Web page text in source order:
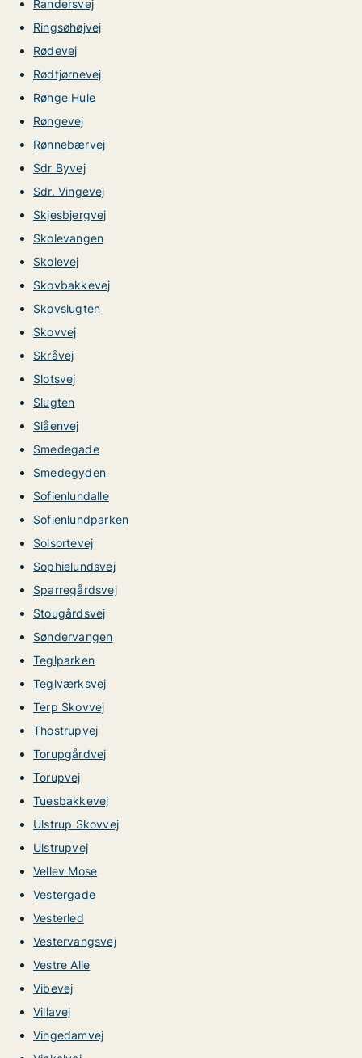
Randersvej
Ringsøhøjvej
Rødevej
Rødtjørnevej
Rønge Hule
Røngevej
Rønnebærvej
Sdr Byvej
Sdr. Vingevej
Skjesbjergvej
Skolevangen
Skolevej
Skovbakkevej
Skovslugten
Skovvej
Skråvej
Slotsvej
Slugten
Slåenvej
Smedegade
Smedegyden
Sofienlundalle
Sofienlundparken
Solsortevej
Sophielundsvej
Sparregårdsvej
Stougårdsvej
Søndervangen
Teglparken
Teglværksvej
Terp Skovvej
Thostrupvej
Torupgårdvej
Torupvej
Tuesbakkevej
Ulstrup Skovvej
Ulstrupvej
Vellev Mose
Vestergade
Vesterled
Vestervangsvej
Vestre Alle
Vibevej
Villavej
Vingedamvej